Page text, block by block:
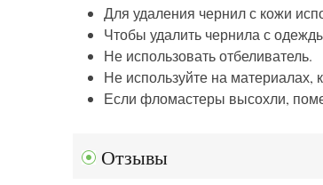
Для удаления чернил с кожи
Чтобы удалить чернила с
Не использовать отбеливатель.
Не используйте на
Если фломастеры высохли,
Отзывы